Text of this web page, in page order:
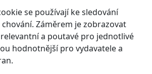
se používají ke sledování
Záměrem je zobrazovat
a poutavé pro jednotlivé
hodnotnější pro vydavatele a